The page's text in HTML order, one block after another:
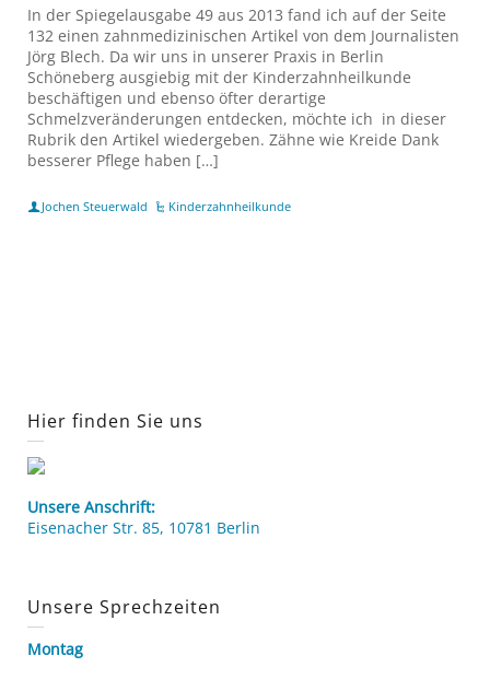
In der Spiegelausgabe 49 aus 2013 fand ich auf der Seite
132 einen zahnmedizinischen Artikel von dem Journalisten
Jörg Blech. Da wir uns in unserer Praxis in Berlin
Schöneberg ausgiebig mit der Kinderzahnheilkunde
beschäftigen und ebenso öfter derartige
Schmelzveränderungen entdecken, möchte ich in dieser
Rubrik den Artikel wiedergeben. Zähne wie Kreide Dank
besserer Pflege haben […]
Jochen Steuerwald Kinderzahnheilkunde
Hier finden Sie uns
Unsere Anschrift:
Eisenacher Str. 85, 10781 Berlin
Unsere Sprechzeiten
Montag